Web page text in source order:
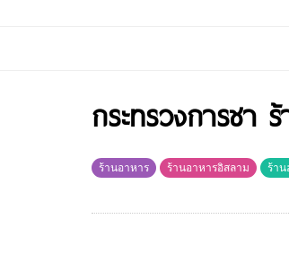
กระทรวงการชา
ร้านอาหาร ร้านอาหารอิสลาม ร้าน